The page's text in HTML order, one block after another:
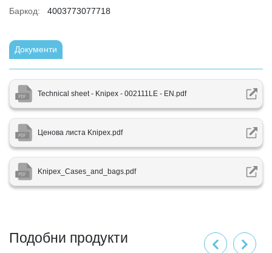
Баркод:
4003773077718
Документи
Technical sheet - Knipex - 002111LE - EN.pdf
Ценова листа Knipex.pdf
Knipex_Cases_and_bags.pdf
Подобни продукти